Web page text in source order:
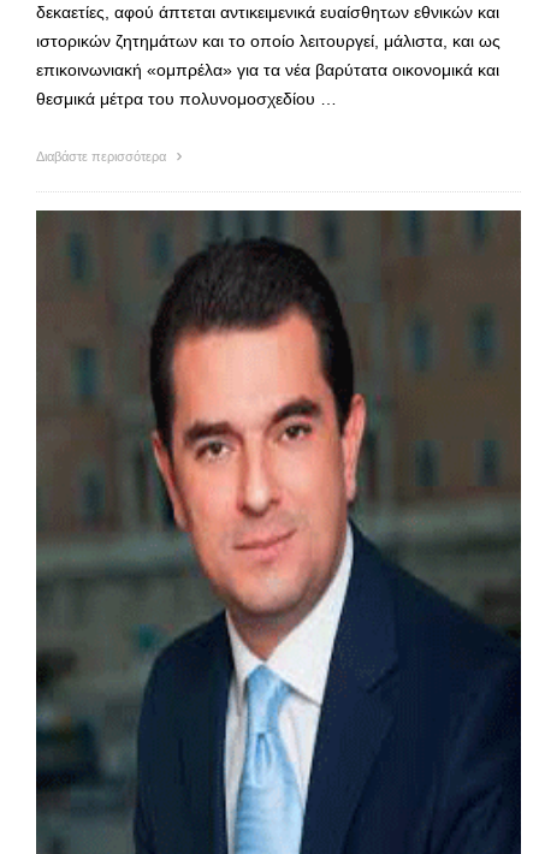
δεκαετίες, αφού άπτεται αντικειμενικά ευαίσθητων εθνικών και
ιστορικών ζητημάτων και το οποίο λειτουργεί, μάλιστα, και ως
επικοινωνιακή «ομπρέλα» για τα νέα βαρύτατα οικονομικά και
θεσμικά μέτρα του πολυνομοσχεδίου …
Διαβάστε περισσότερα